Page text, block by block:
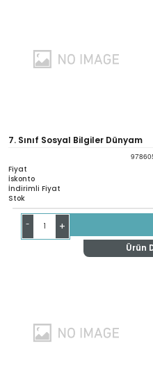
7. Sınıf Sosyal Bilgiler Dünyam
Fiyat
İskonto
İndirimli Fiyat
Stok
- +
Ürün